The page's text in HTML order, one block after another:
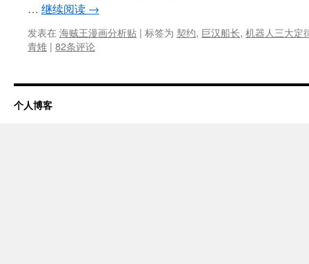
… 继续阅读 →
发表在 海贼王漫画分析贴 | 标签为 契约, 巨汉船长, 机器人三大定
青雉 | 82条评论
个人博客